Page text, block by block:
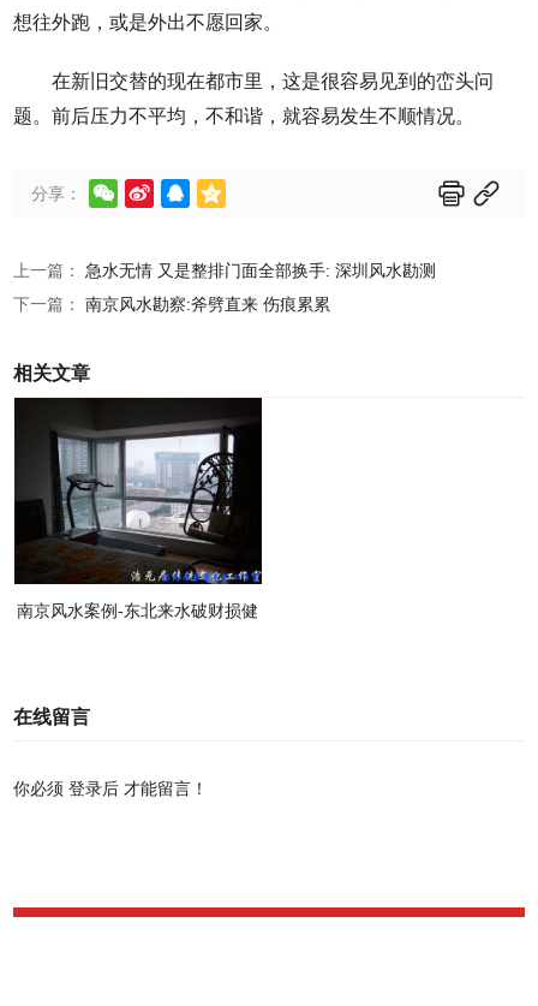
想往外跑，或是外出不愿回家。
在新旧交替的现在都市里，这是很容易见到的峦头问
题。前后压力不平均，不和谐，就容易发生不顺情况。
分享：      
上一篇：急水无情 又是整排门面全部换手: 深圳风水勘测
下一篇：南京风水勘察:斧劈直来 伤痕累累
相关文章
南京风水案例-东北来水破财损健
在线留言
你必须登录后 才能留言！